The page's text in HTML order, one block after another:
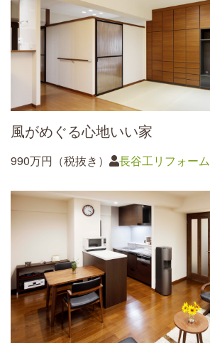
風がめぐる心地いい家
990万円（税抜き） 長谷工リフォーム